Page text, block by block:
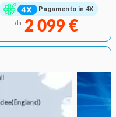
Pagamento in 4X
da 2 099 €